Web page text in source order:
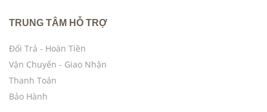
TRUNG TÂM HỖ TRỢ
Đổi Trả - Hoàn Tiền
Vận Chuyển - Giao Nhận
Thanh Toán
Bảo Hành